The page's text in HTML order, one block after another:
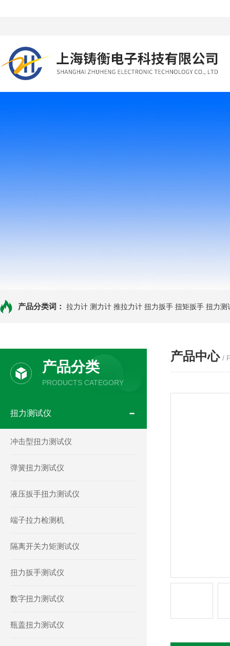
产品分类词： 拉力计 测力计 推拉力计 扭力扳手 扭矩扳手 扭力测
产品分类
PRODUCTS CATEGORY
扭力测试仪
冲击型扭力测试仪
弹簧扭力测试仪
液压扳手扭力测试仪
端子拉力检测机
隔离开关力矩测试仪
扭力扳手测试仪
数字扭力测试仪
瓶盖扭力测试仪
产品中心 /